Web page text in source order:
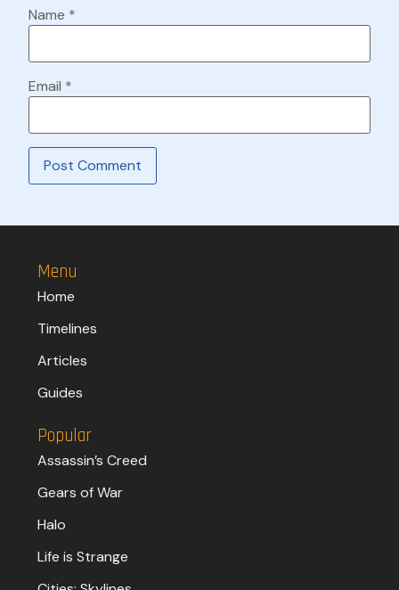
Name *
Email *
Menu
Home
Timelines
Articles
Guides
Popular
Assassin’s Creed
Gears of War
Halo
Life is Strange